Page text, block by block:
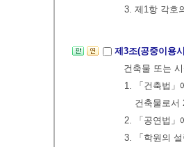
3. 제1항 각호
제3조(공중이용
건축물 또는
1. 「건축법」
건축물로서
2. 「공연법」
3. 「학원의